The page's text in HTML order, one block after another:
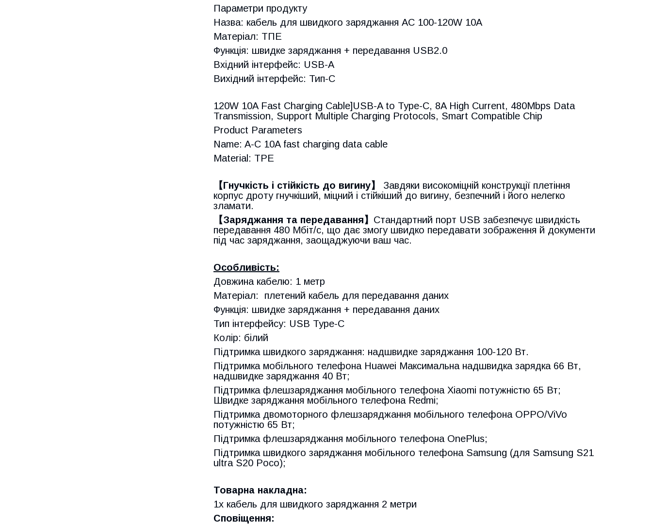
Параметри продукту
Назва: кабель для швидкого заряджання AC 100-120W 10A
Матеріал: ТПЕ
Функція: швидке заряджання + передавання USB2.0
Вхідний інтерфейс: USB-A
Вихідний інтерфейс: Тип-C
120W 10A Fast Charging Cable]USB-A to Type-C, 8A High Current, 480Mbps Data
Transmission, Support Multiple Charging Protocols, Smart Compatible Chip
Product Parameters
Name: A-C 10A fast charging data cable
Material: TPE
【Гнучкість і стійкість до вигину】
Завдяки високоміцній конструкції плетіння
корпус дроту гнучкіший, міцний і стійкіший до вигину, безпечний і його нелегко
зламати.
【Заряджання та передавання】 Стандартний порт USB забезпечує швидкість
передавання 480 Мбіт/с, що дає змогу швидко передавати зображення й документи
під час заряджання, заощаджуючи ваш час.
Особливість:
Довжина кабелю: 1 метр
Матеріал: плетений кабель для передавання даних
Функція: швидке заряджання + передавання даних
Тип інтерфейсу: USB Type-C
Колір: білий
Підтримка швидкого заряджання: надшвидке заряджання 100-120 Вт.
Підтримка мобільного телефона Huawei Максимальна надшвидка зарядка 66 Вт,
надшвидке заряджання 40 Вт;
Підтримка флешзаряджання мобільного телефона Xiaomi потужністю 65 Вт;
Швидке заряджання мобільного телефона Redmi;
Підтримка двомоторного флешзаряджання мобільного телефона OPPO/ViVo
потужністю 65 Вт;
Підтримка флешзаряджання мобільного телефона OnePlus;
Підтримка швидкого заряджання мобільного телефона Samsung (для Samsung S21
ultra S20 Poco);
Товарна накладна:
1x кабель для швидкого заряджання 2 метри
Сповіщення: